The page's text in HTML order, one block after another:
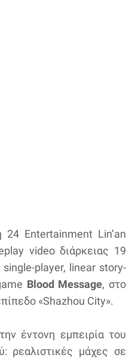
Entertainment Lin’an
video διάρκειας 19
player, linear story-
Blood Message, στο
«Shazhou City».
έντονη εμπειρία του
ρεαλιστικές μάχες σε